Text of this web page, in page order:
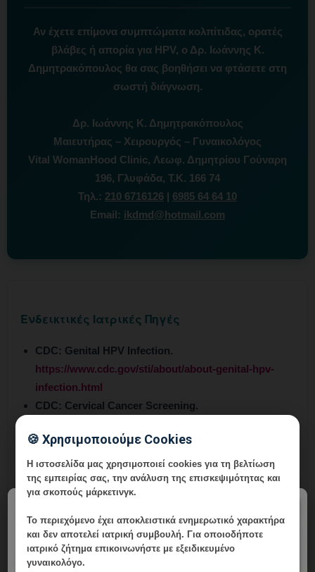
Αν έχετε επίμονα συμπτώματα κολπίτιδας, ορατές
βλάβες ή απορία για HPV, ο Δρ. Ιωάννης Κ.
Δημητρακόπουλος θα σας βοηθήσει να φτάσετε στη
σωστή διάγνωση.
Δρ. Ιωάννης Κ. Δημητρακόπουλος
Μαιευτήρας – Χειρουργός – Γυναικολόγος
Vital WomanHood Clinic, Λεωφ. Δημητρίου Γούναρη
196, Γλυφάδα, Τ.Κ. 166 74
Τηλ.: 210 6716126 | 6985 64 64 10
Email: ikdmd@hotmail.com
Ενδεικτικές Ιατρικές Πηγές
CDC: Genital HPV Infection.
https://www.cdc.gov/sti/about/about-genital-hpv-
infection.html
CDC: Cervical Cancer Screening.
cancer/screening/index.html
WHO:Cervical cancer fact sheet.
https://www.who.int/news-room/fact-
sheets/detail/cervical-cancer
ASCCP:
Guidelines Overview.
https://www.asccp.org/guidelines/
🍪 Χρησιμοποιούμε Cookies
Η ιστοσελίδα μας χρησιμοποιεί cookies για τη βελτίωση
της εμπειρίας σας, την ανάλυση της επισκεψιμότητας και
για σκοπούς μάρκετινγκ.
Το περιεχόμενο έχειαποκλειστικά ενημερωτικό χαρακτήρα
και δεν αποτελεί ιατρική συμβουλή. Για οποιοδήποτε
ιατρικό ζήτημα επικοινωνήστε με εξειδικευμένο
γυναικολόγο.